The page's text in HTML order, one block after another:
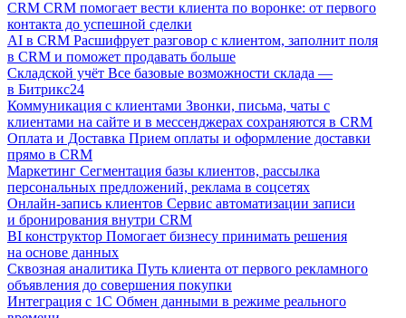
CRM CRM помогает вести клиента по воронке: от первого
контакта до успешной сделки
AI в CRM Расшифрует разговор с клиентом, заполнит поля
в CRM и поможет продавать больше
Складской учёт Все базовые возможности склада —
в Битрикс24
Коммуникация с клиентами Звонки, письма, чаты с
клиентами на сайте и в мессенджерах сохраняются в CRM
Оплата и Доставка Прием оплаты и оформление доставки
прямо в CRM
Маркетинг Сегментация базы клиентов, рассылка
персональных предложений, реклама в соцсетях
Онлайн-запись клиентов Сервис автоматизации записи
и бронирования внутри CRM
BI конструктор Помогает бизнесу принимать решения
на основе данных
Сквозная аналитика Путь клиента от первого рекламного
объявления до совершения покупки
Интеграция с 1С Обмен данными в режиме реального